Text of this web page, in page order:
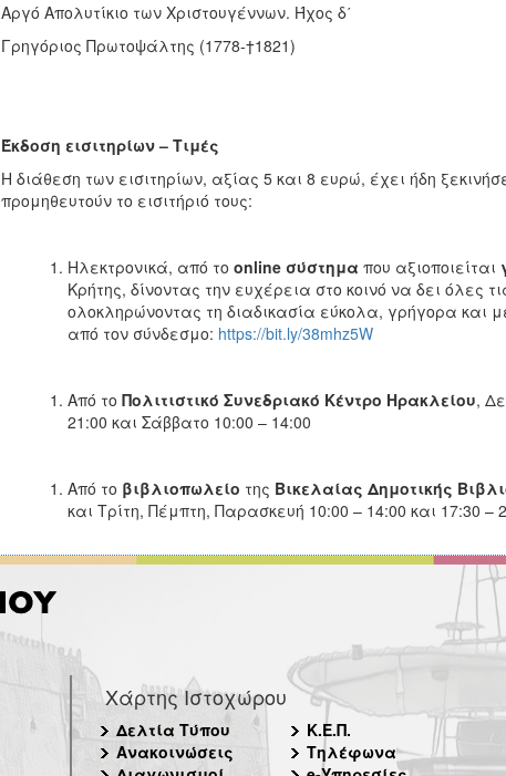
Αργό Απολυτίκιο των Χριστουγέννων. Ήχος δ΄
Γρηγόριος Πρωτοψάλτης (1778-†1821)
Έκδοση εισιτηρίων – Τιμές
Η διάθεση των εισιτηρίων, αξίας 5 και 8 ευρώ, έχει ήδη
προμηθευτούν το εισιτήριό τους:
Ηλεκτρονικά, από το onlineσύστημα που αξιοποιείται
Κρήτης, δίνοντας την ευχέρεια στο κοινό να δει όλες
ολοκληρώνοντας τη διαδικασία εύκολα, γρήγορα και
από τον σύνδεσμο: https://bit.ly/38mhz5W
Από το Πολιτιστικό Συνεδριακό Κέντρο Ηρακλείου,
21:00 και Σάββατο 10:00 – 14:00
Από το βιβλιοπωλείο της Βικελαίας Δημοτικής
και Τρίτη, Πέμπτη, Παρασκευή 10:00 – 14:00 και 17:30 –
Χάρτης Ιστοχώρου
Δελτία Τύπου
Ανακοινώσεις
Κ.Ε.Π.
Τηλέφωνα